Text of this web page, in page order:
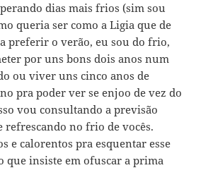
dias mais frios (sim sou
queria ser como a Ligia que de
preferir o verão, eu sou do frio,
por uns bons dois anos num
ou viver uns cinco anos de
pra poder ver se enjoo de vez do
vou consultando a previsão
refrescando no frio de vocês.
e calorentos pra esquentar esse
que insiste em ofuscar a prima